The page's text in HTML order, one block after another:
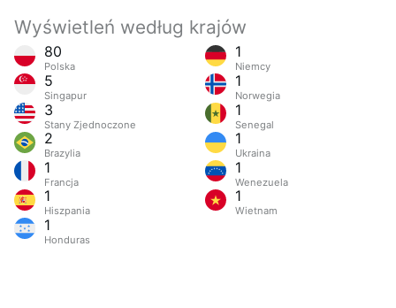
Wyświetleń według krajów
80
Polska
5
Singapur
3
Stany Zjednoczone
2
Brazylia
1
Francja
1
Hiszpania
1
Honduras
1
Niemcy
1
Norwegia
1
Senegal
1
Ukraina
1
Wenezuela
1
Wietnam